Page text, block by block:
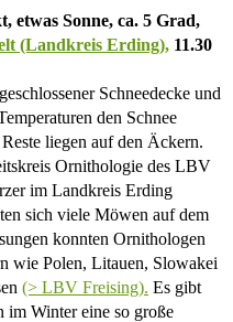
etwas Sonne, ca. 5 Grad,
(Landkreis Erding), 11.30
Schneedecke und
den Schnee
liegen auf den Äckern.
Ornithologie des LBV
im Landkreis Erding
sich viele Möwen auf dem
konnten Ornithologen
wie Polen, Litauen, Slowakei
(> LBV Freising). Es gibt
im Winter eine so große